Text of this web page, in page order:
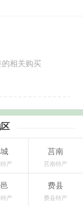
相关购买
产
莒南
莒南特产
产
费县
费县特产